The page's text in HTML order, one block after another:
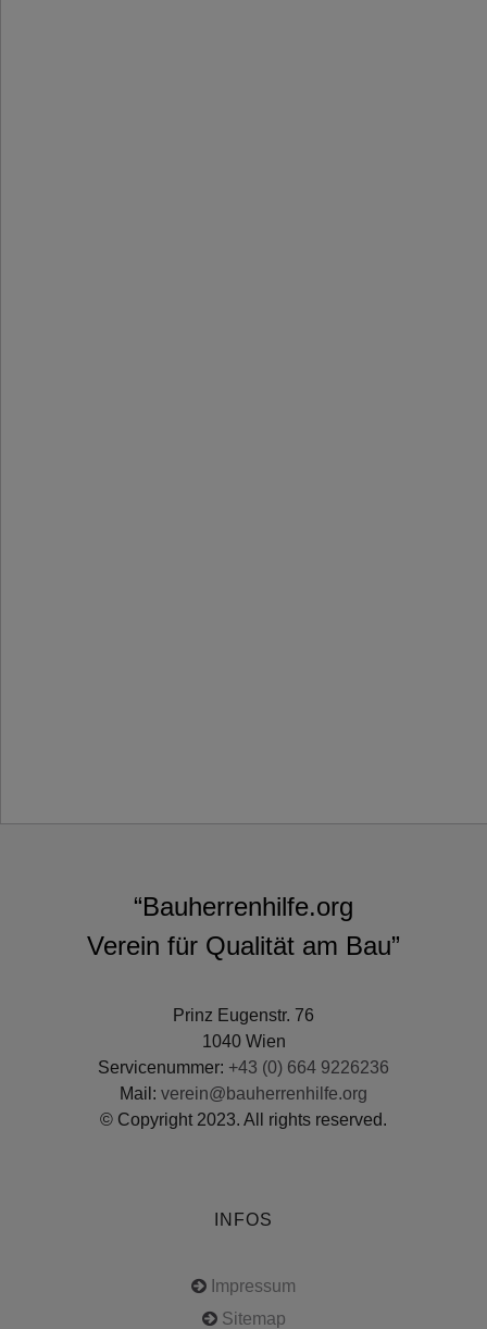
“Bauherrenhilfe.org
Verein für Qualität am Bau”
Prinz Eugenstr. 76
1040 Wien
Servicenummer: +43 (0) 664 9226236
Mail: verein@bauherrenhilfe.org
© Copyright 2023. All rights reserved.
INFOS
Impressum
Sitemap